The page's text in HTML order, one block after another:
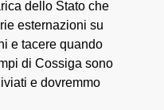
dello Stato che
esternazioni su
e tacere quando
di Cossiga sono
e dovremmo